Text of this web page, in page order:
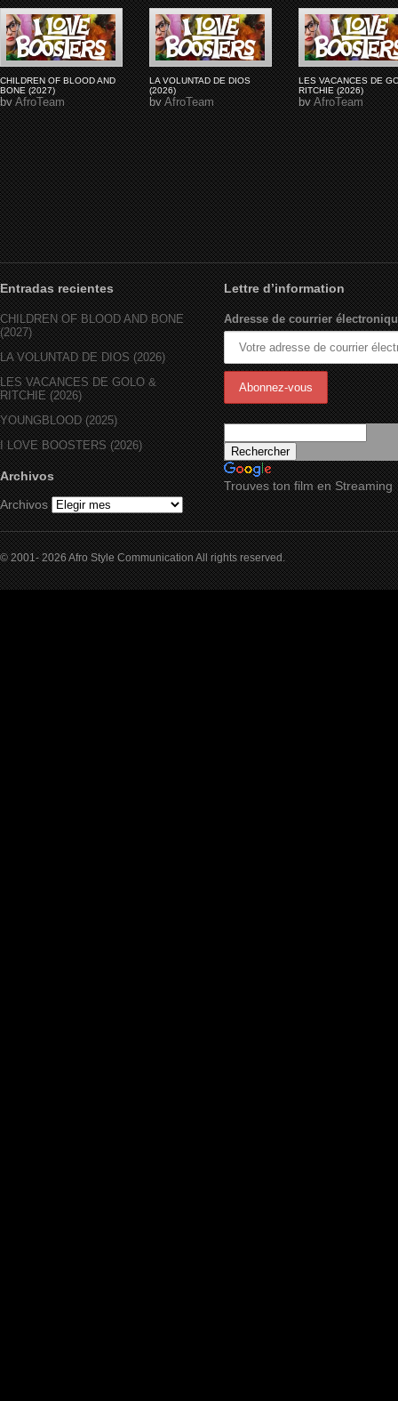
CHILDREN OF BLOOD AND
BONE (2027)
byAfroTeam
LA VOLUNTAD DE DIOS
(2026)
byAfroTeam
LES VACANCES DE
RITCHIE (2026)
byAfroTeam
Entradas recientes
CHILDREN OF BLOOD AND BONE
(2027)
LA VOLUNTAD DE DIOS (2026)
LES VACANCES DE GOLO &
RITCHIE (2026)
YOUNGBLOOD (2025)
I LOVE BOOSTERS (2026)
Archivos
Archivos
Lettre d’information
Adresse de courrier
Trouves ton film en Streaming
© 2001- 2026 Afro Style Communication All rights reserved.